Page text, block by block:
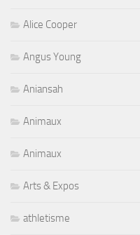
Alice Cooper
Angus Young
Aniansah
Animaux
Animaux
Arts & Expos
athletisme